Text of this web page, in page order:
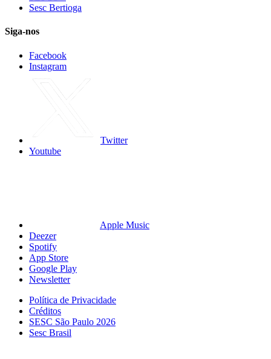
Sesc Bertioga
Siga-nos
Facebook
Instagram
Twitter
Youtube
Apple Music
Deezer
Spotify
App Store
Google Play
Newsletter
Política de Privacidade
Créditos
SESC São Paulo 2026
Sesc Brasil